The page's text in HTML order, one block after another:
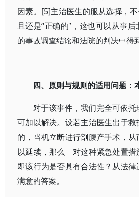
因素。[5]主治医生的服从选择，
且还是“正确的”，这也可以从事
的事故调查结论和法院的判决中得
四、原则与规则的适用问题：
对于该事件，我们完全可依托
可加以解决。设若主治医生出于救
的，当机立断进行剖腹产手术，
以延续，那么，对这种紧急处置措
即该行为是否具有合法性？从法
满意的答案。